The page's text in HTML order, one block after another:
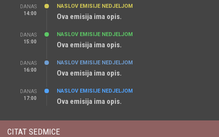
DANAS
14:00
NASLOV EMISIJE NEDJELJOM
Ova emisija ima opis.
DANAS
15:00
NASLOV EMISIJE NEDJELJOM
Ova emisija ima opis.
DANAS
16:00
NASLOV EMISIJE NEDJELJOM
Ova emisija ima opis.
DANAS
17:00
NASLOV EMISIJE NEDJELJOM
Ova emisija ima opis.
CITAT SEDMICE